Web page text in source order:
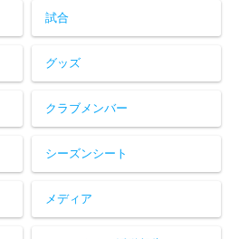
試合
グッズ
クラブメンバー
シーズンシート
メディア